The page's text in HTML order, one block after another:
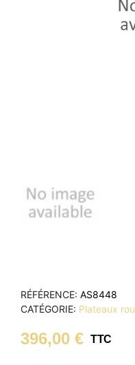
RÉFÉRENCE AS8448
CATÉGORIE Plateaux
396,00 € TTC